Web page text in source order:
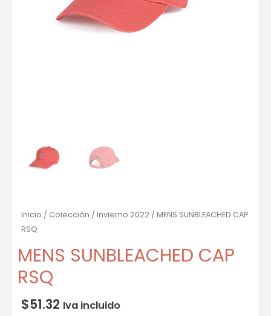
Inicio / Colección / Invierno 2022 / MENS SUNBLEACHED CAP
RSQ
MENS SUNBLEACHED CAP
RSQ
$51.32 Iva incluido